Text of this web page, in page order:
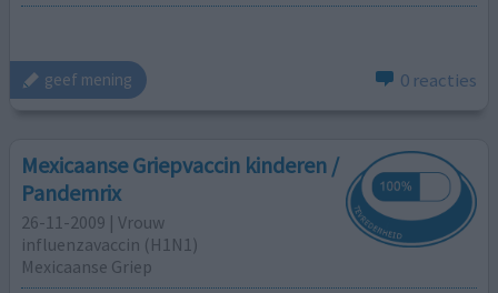
geef mening 0 reacties
Mexicaanse Griepvaccin kinderen /
Pandemrix
26-11-2009 | Vrouw
influenzavaccin (H1N1)
Mexicaanse Griep